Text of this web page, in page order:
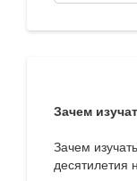
Зачем
Зачем
десятилетия